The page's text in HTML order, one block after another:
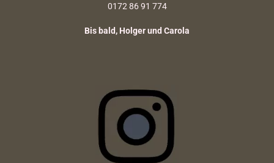
0172 86 91 774
Bis bald, Holger und Carola